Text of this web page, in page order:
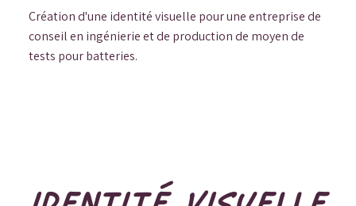
Création d'une identité visuelle pour une entreprise de
conseil en ingénierie et de production de moyen de
tests pour batteries.